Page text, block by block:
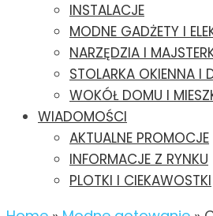
INSTALACJE
MODNE GADŻETY I
NARZĘDZIA I
STOLARKA OKIENNA I
WOKÓŁ DOMU I
WIADOMOŚCI
AKTUALNE PROMOCJE
INFORMACJE Z RYNKU
PLOTKI I CIEKAWOSTKI